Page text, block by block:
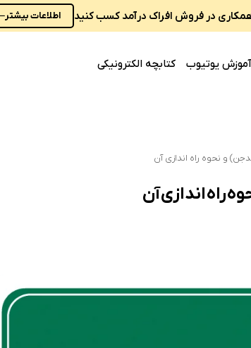
در فروش افراک درآمد کسب کنید اطلاعات بیشتر
آموزش یوتیوب کتابچه الکترونیکی